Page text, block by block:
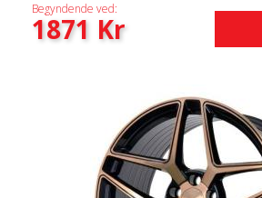
Begyndende ved:
1871 Kr